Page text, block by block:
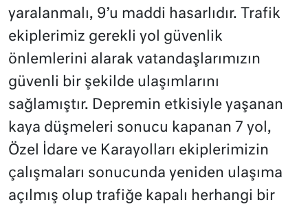
yaralanmalı, 9’u maddi hasarlıdır. Trafik
ekiplerimiz gerekli yol güvenlik
önlemlerini alarak vatandaşlarımızın
güvenli bir şekilde ulaşımlarını
sağlamıştır. Depremin etkisiyle yaşanan
kaya düşmeleri sonucu kapanan 7 yol,
Özel İdare ve Karayolları ekiplerimizin
çalışmaları sonucunda yeniden ulaşıma
açılmış olup trafiğe kapalı herhangi bir